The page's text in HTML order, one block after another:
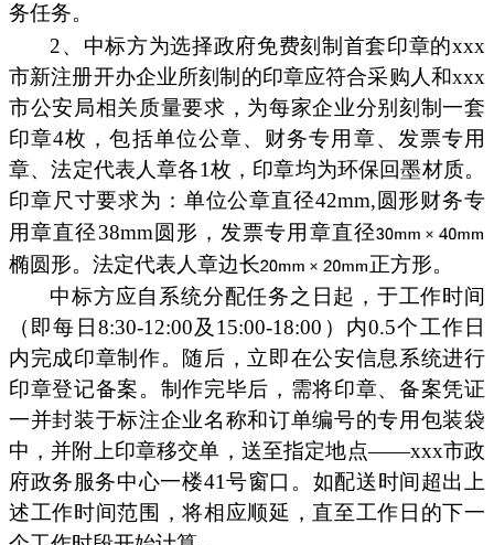
务任务。
2、中标方为选择政府免费刻制首套印章的xxx
市新注册开办企业所刻制的印章应符合采购人和xxx
市公安局相关质量要求，为每家企业分别刻制一套
印章4枚，包括单位公章、财务专用章、发票专用
章、法定代表人章各1枚，印章均为环保回墨材质。
印章尺寸要求为：单位公章直径42mm,圆形财务专
用章直径38mm圆形，发票专用章直径
椭圆形。法定代表人章边长
正方形。
中标方应自系统分配任务之日起，于工作时间
（即每日8:30-12:00及15:00-18:00）内0.5个工作日
内完成印章制作。随后，立即在公安信息系统进行
印章登记备案。制作完毕后，需将印章、备案凭证
一并封装于标注企业名称和订单编号的专用包装袋
中，并附上印章移交单，送至指定地点——xxx市政
府政务服务中心一楼41号窗口。如配送时间超出上
述工作时间范围，将相应顺延，直至工作日的下一